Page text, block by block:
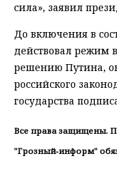
сила», заявил
До включения в
действовал режим
решению Путина,
российского
государства
Все права защищены.
"Грозный-информ"